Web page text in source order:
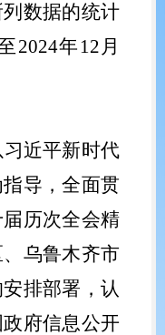
数据的统计
2024年 12 月
习近平新时代
导，全面贯
历次全会精
、乌鲁木齐市
排部署， 认
府信息公开